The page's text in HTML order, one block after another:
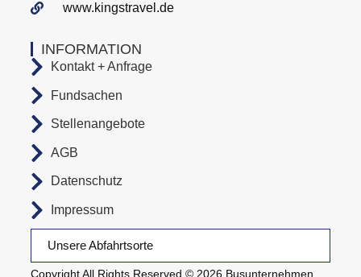
Copyright All Rights Reserved © 2026 Busunternehmen
Unsere Abfahrtsorte
INFORMATION
Kontakt + Anfrage
Fundsachen
Stellenangebote
AGB
Datenschutz
Impressum
www.kingstravel.de